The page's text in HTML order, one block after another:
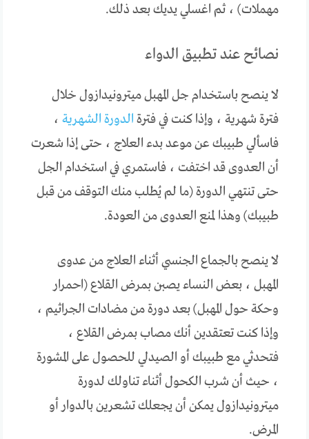
مهملات) ، ثم اغسلي يديك بعد ذلك.
نصائح عند تطبيق الدواء
لا ينصح باستخدام جل المهبل ميترونيدازول خلال
فترة شهرية ، وإذا كنت في فترة الدورة الشهرية ،
فاسألي طبيبك عن موعد بدء العلاج ، حتى إذا شعرت
أن العدوى قد اختفت ، فاستمري في استخدام الجل
حتى تنتهي الدورة (ما لم يُطلب منك التوقف من قبل
طبيبك) وهذا لمنع العدوى من العودة.
لا ينصح بالجماع الجنسي أثناء العلاج من عدوى
المهبل ، بعض النساء يصبن بمرض القلاع (احمرار
وحكة حول المهبل) بعد دورة من مضادات الجراثيم ،
وإذا كنت تعتقدين أنك مصاب بمرض القلاع ،
فتحدثي مع طبيبك أو الصيدلي للحصول على المشورة
، حيث أن شرب الكحول أثناء تناولك لدورة
ميترونيدازول يمكن أن يجعلك تشعرين بالدوار أو
المرض.